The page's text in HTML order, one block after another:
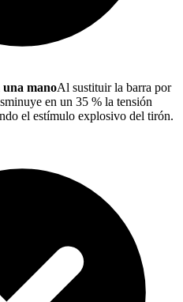
una manoAl sustituir la barra por
en un 35 % la tensión
el estímulo explosivo del tirón.